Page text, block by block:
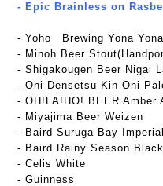
- Epic Brainless on
- Yoho Brewing Yona
- Minoh Beer
- Shigakougen Beer Nigai
- Oni-Densetsu Kin-Oni
- OH!LA!HO! BEER Amber
- Miyajima Beer Weizen
- Baird Suruga Bay
- Baird Rainy Season
- Celis White
- Guinness